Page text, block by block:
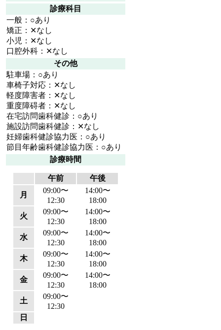
診療科目
一般：○あり
矯正：✕なし
小児：✕なし
口腔外科：✕なし
その他
駐車場：○あり
車椅子対応：✕なし
軽度障害者：✕なし
重度障碍者：✕なし
在宅訪問歯科健診：○あり
施設訪問歯科健診：✕なし
妊婦歯科健診協力医：○あり
節目年齢歯科健診協力医：○あり
診療時間
午前
午後
月
09:00〜
12:30
14:00〜
18:00
火
09:00〜
12:30
14:00〜
18:00
水
09:00〜
12:30
14:00〜
18:00
木
09:00〜
12:30
14:00〜
18:00
金
09:00〜
12:30
14:00〜
18:00
土
09:00〜
12:30
日